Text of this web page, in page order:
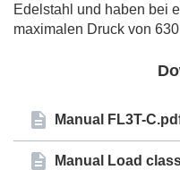
Edelstahl und haben bei
maximalen Druck von 630
Manual FL3T-
Manual Load